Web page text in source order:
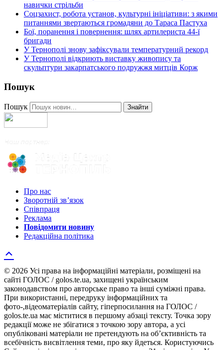
навички стрільби
Соцзахист, робота установ, культурні ініціативи: з якими
питаннями звертаються громадяни до Тараса Пастуха
Бої, поранення і повернення: шлях артилериста 44-ї
бригади
У Тернополі знову зафіксували температурний рекорд
У Тернополі відкриють виставку живопису та
скульптури закарпатського подружжя митців Корж
Пошук
Пошук Знайти
Про нас
Зворотній зв’язок
Співпраця
Реклама
Повідомити новину
Редакційна політика
© 2026 Усі права на інформаційні матеріали, розміщені на
сайті ГОЛОС / golos.te.ua, захищені українським
законодавством про авторське право та інші суміжні права.
При використанні, передруку інформаційних та
фото-,відеоматеріалів сайту, гіперпосилання на ГОЛОС /
golos.te.ua має міститися в першому абзаці тексту. Точка зору
редакції може не збігатися з точкою зору автора, а усі
опубліковані матеріали не претендують на об’єктивність та
всебічність висвітлення теми, про яку йдеться. Користуючись